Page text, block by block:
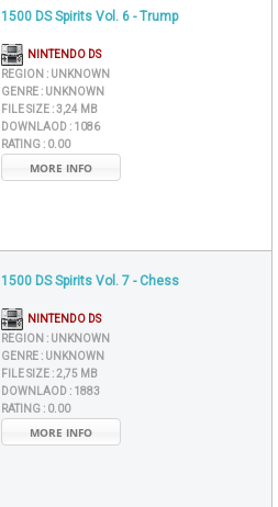
1500 DS Spirits Vol. 6 - Trump
NINTENDO DS
REGION : UNKNOWN
GENRE : UNKNOWN
FILE SIZE :3,24 MB
DOWNLAOD : 1086
RATING : 0.00
MORE INFO
1500 DS Spirits Vol. 7 - Chess
NINTENDO DS
REGION : UNKNOWN
GENRE : UNKNOWN
FILE SIZE :2,75 MB
DOWNLAOD : 1883
RATING : 0.00
MORE INFO